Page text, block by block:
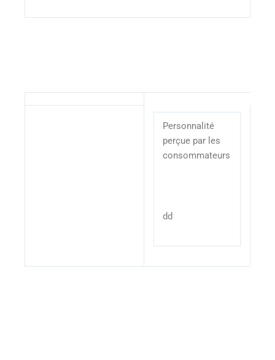
Personnalité
perçue par les
consommateurs
dd